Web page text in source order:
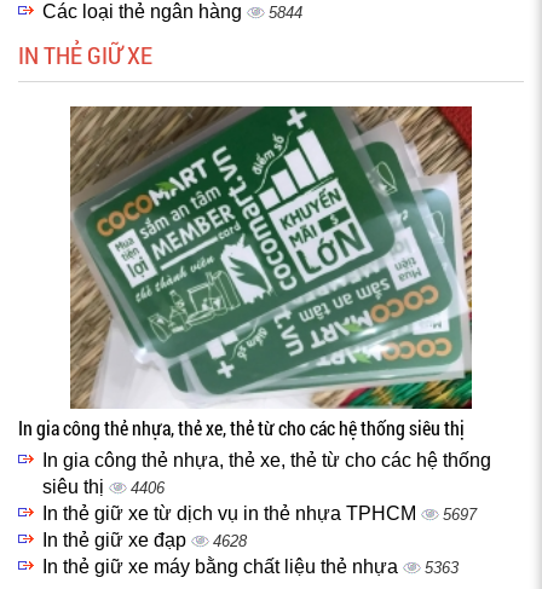
Các loại thẻ ngân hàng 5844
IN THẺ GIỮ XE
In gia công thẻ nhựa, thẻ xe, thẻ từ cho các hệ thống siêu thị
In gia công thẻ nhựa, thẻ xe, thẻ từ cho các hệ thống
siêu thị
4406
In thẻ giữ xe từ dịch vụ in thẻ nhựa TPHCM 5697
In thẻ giữ xe đạp 4628
In thẻ giữ xe máy bằng chất liệu thẻ nhựa 5363